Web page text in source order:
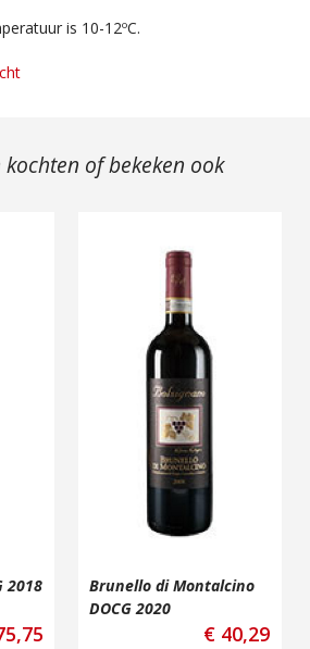
is 10-12ºC.
of bekeken ook
2018
Brunello di Montalcino
DOCG 2020
€ 40,29